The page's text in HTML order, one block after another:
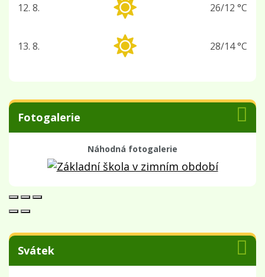
středa
12. 8. 26/12 °C
čtvrtek
13. 8. 28/14 °C
Fotogalerie
Náhodná fotogalerie
Svátek